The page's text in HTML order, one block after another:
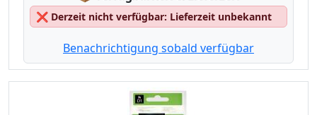
❌ Derzeit nicht verfügbar: Lieferzeit unbekannt
Benachrichtigung sobald verfügbar